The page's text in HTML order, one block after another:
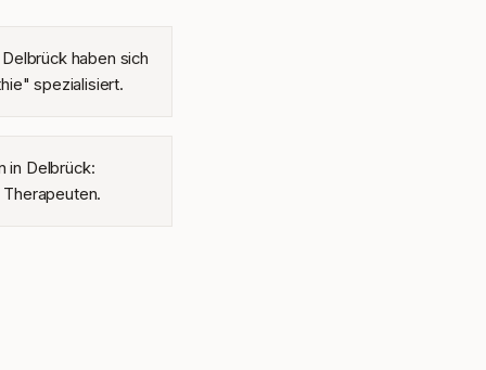
haben sich
spezialisiert.
in Delbrück:
Therapeuten.